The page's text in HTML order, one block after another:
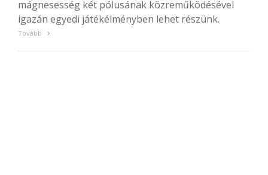
mágnesesség két pólusának közreműködésével
igazán egyedi játékélményben lehet részünk.
Tovább